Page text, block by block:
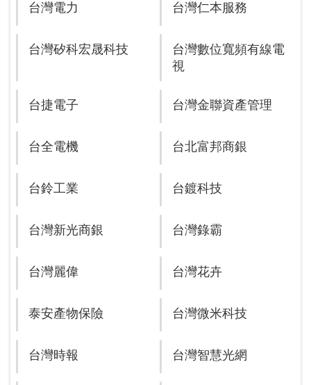
台灣電力 台灣仁本服務
台灣矽科宏晟科技
台灣數位寬頻有線電
視
台捷電子 台灣金聯資產管理
台全電機 台北富邦商銀
台鈴工業 台鍍科技
台灣新光商銀 台灣錄霸
台灣麗偉 台灣花卉
泰安產物保險 台灣微米科技
台灣時報 台灣智慧光網